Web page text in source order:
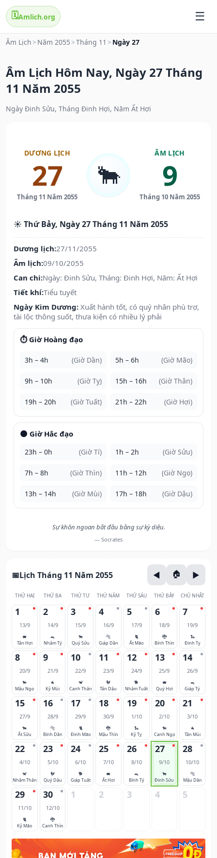
🗓️Amlich.org
Âm Lịch > Năm 2055 >Tháng 11 > Ngày 27
Âm Lịch Hôm Nay, Ngày 27 Tháng
11 Năm 2055
Ngày Đinh Sửu, Tháng Đinh Hợi, Năm Ất Hợi
DƯƠNG LỊCH
27
Tháng 11 Năm 2055
🐂
ÂM LỊCH
9
Tháng 10 Năm 2055
☀️ Thứ Bảy, Ngày 27 Tháng 11 Năm 2055
Dương lịch:27/11/2055
Âm lịch:09/10/2055
Can chi:Ngày: Đinh Sửu, Tháng: Đinh Hợi, Năm: Ất Hợi
Tiết khí:Tiểu tuyết
Ngày Kim Dương: Xuất hành tốt, có quý nhân phù trợ,
tài lộc thông suốt, thưa kiện có nhiều lý phải
⏱️ Giờ Hoàng đạo
3h – 4h (Giờ Dần) 5h – 6h (Giờ Mão)
9h – 10h (Giờ Tỵ) 15h – 16h (Giờ Thân)
19h – 20h (Giờ Tuất) 21h – 22h (Giờ Hợi)
🌑 Giờ Hắc đạo
23h – 0h (Giờ Tí) 1h – 2h (Giờ Sửu)
7h – 8h (Giờ Thìn) 11h – 12h (Giờ Ngọ)
13h – 14h (Giờ Mùi) 17h – 18h (Giờ Dậu)
Sự khôn ngoan bắt đầu bằng sự kỳ diệu.
— Socrates
Lịch Tháng 11 Năm 2055
THỨ HAI THỨ BA THỨ TƯ THỨ NĂM THỨ SÁU THỨ BẢY CHỦ NHẬT
1
13/9
🐖
Tân Hợi
2
14/9
🐀
Nhâm Tý
3
15/9
🐂
Quý Sửu
4
16/9
🐅
Giáp Dần
5
17/9
🐈
Ất Mão
6
18/9
🐉
Bính Thìn
7
19/9
🐍
Đinh Tỵ
8
20/9
🐎
Mậu Ngọ
9
21/9
🐐
Kỷ Mùi
10
22/9
🐒
Canh Thân
11
23/9
🐓
Tân Dậu
12
24/9
🐕
Nhâm Tuất
13
25/9
🐖
Quý Hợi
14
26/9
🐀
Giáp Tý
15
27/9
🐂
Ất Sửu
16
28/9
🐅
Bính Dần
17
29/9
🐈
Đinh Mão
18
30/9
🐉
Mậu Thìn
19
1/10
🐍
Kỷ Tỵ
20
2/10
🐎
Canh Ngọ
21
3/10
🐐
Tân Mùi
22
4/10
🐒
Nhâm Thân
23
5/10
🐓
Quý Dậu
24
6/10
🐕
Giáp Tuất
25
7/10
🐖
Ất Hợi
26
8/10
🐀
Bính Tý
27
9/10
🐂
Đinh Sửu
28
10/10
🐅
Mậu Dần
29
11/10
🐈
Kỷ Mão
30
12/10
🐉
Canh Thìn
1 2 3 4 5